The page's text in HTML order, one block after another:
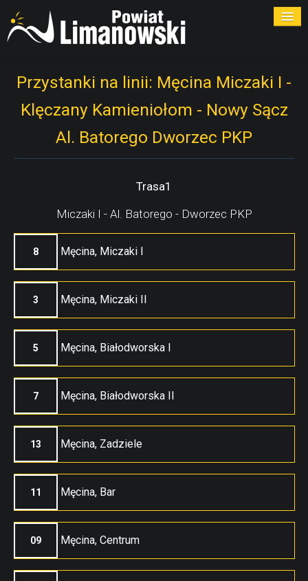
PRZYSTANKI
PRZEWOŹNICY
Przystanki na linii: Męcina Miczaki I -
Klęczany Kamieniołom - Nowy Sącz
Al. Batorego Dworzec PKP
Trasa1
Miczaki I - Al. Batorego - Dworzec PKP
8 Męcina, Miczaki I
3 Męcina, Miczaki II
5 Męcina, Białodworska I
7 Męcina, Białodworska II
13 Męcina, Zadziele
11 Męcina, Bar
09 Męcina, Centrum